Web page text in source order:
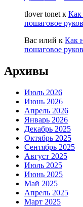
tlover tonet к Как
пошаговое
Вас илий к Как
пошаговое
Архивы
Июль 2026
Июнь 2026
Апрель 2026
Январь 2026
Декабрь 2025
Октябрь 2025
Сентябрь 2025
Август 2025
Июль 2025
Июнь 2025
Май 2025
Апрель 2025
Март 2025